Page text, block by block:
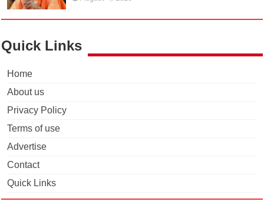
Quick Links
Home
About us
Privacy Policy
Terms of use
Advertise
Contact
Quick Links